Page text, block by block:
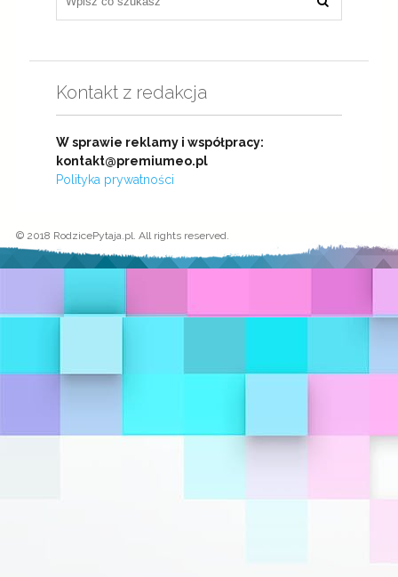
Kontakt z redakcja
W sprawie reklamy i współpracy:
kontakt@premiumeo.pl
Polityka prywatności
© 2018 RodzicePytaja.pl. All rights reserved.